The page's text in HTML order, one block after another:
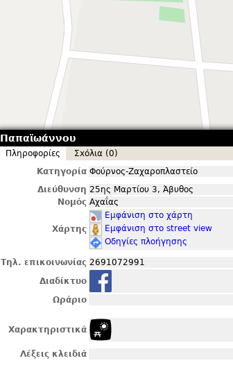
Παπαϊωάννου
Πληροφορίες
Σxόλια (0)
Κατηγορία Φούρνος-Ζαχαροπλαστείο
Διεύθυνση 25ης Μαρτίου 3, Άβυθος
Νομός Αχαΐας
Χάρτης
Εμφάνιση στο χάρτη
Εμφάνιση στο street view
Οδηγίες πλοήγησης
Τηλ. επικοινωνίας 2691072991
Διαδίκτυο
Ωράριο
Χαρακτηριστικά
Λέξεις κλειδιά